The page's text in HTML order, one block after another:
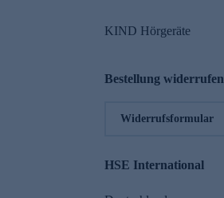
KIND Hörgeräte
Bestellung widerrufen
Widerrufsformular
HSE International